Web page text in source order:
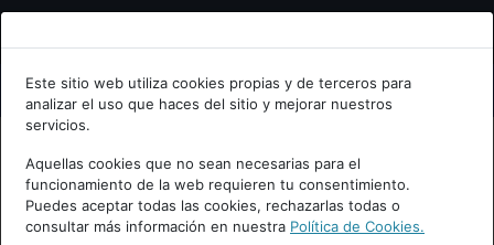
Bienvenid@ a psiquiatria.com
Escribe tu Email
Accede o regístrate con tu email.
Este sitio web utiliza cookies propias y de terceros para
analizar el uso que haces del sitio y mejorar nuestros
servicios.
Aquellas cookies que no sean necesarias para el
funcionamiento de la web requieren tu consentimiento.
Puedes aceptar todas las cookies, rechazarlas todas o
consultar más información en nuestra Política de Cookies.